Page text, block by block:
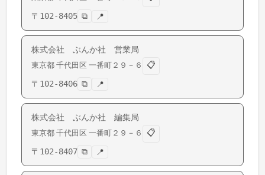
〒 102-8405 ⧉ 📍
株式会社 ぶんか社 営業局
東京都 千代田区 一番町 ２９－６
📋
〒 102-8406 ⧉ 📍
株式会社 ぶんか社 編集局
東京都 千代田区 一番町 ２９－６
📋
〒 102-8407 ⧉ 📍